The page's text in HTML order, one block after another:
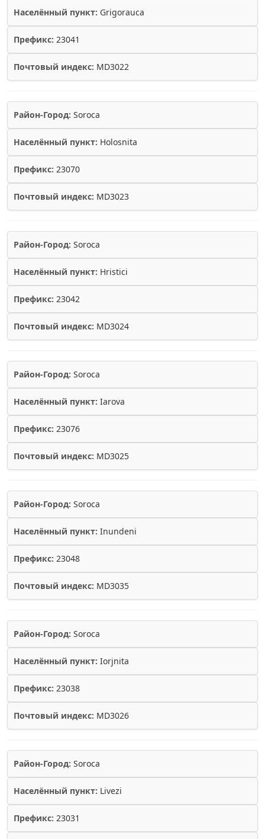
Населённый пункт: Grigorauca
Префикс: 23041
Почтовый индекс: MD3022
Район-Город: Soroca
Населённый пункт: Holosnita
Префикс: 23070
Почтовый индекс: MD3023
Район-Город: Soroca
Населённый пункт: Hristici
Префикс: 23042
Почтовый индекс: MD3024
Район-Город: Soroca
Населённый пункт: Iarova
Префикс: 23076
Почтовый индекс: MD3025
Район-Город: Soroca
Населённый пункт: Inundeni
Префикс: 23048
Почтовый индекс: MD3035
Район-Город: Soroca
Населённый пункт: Iorjnita
Префикс: 23038
Почтовый индекс: MD3026
Район-Город: Soroca
Населённый пункт: Livezi
Префикс: 23031